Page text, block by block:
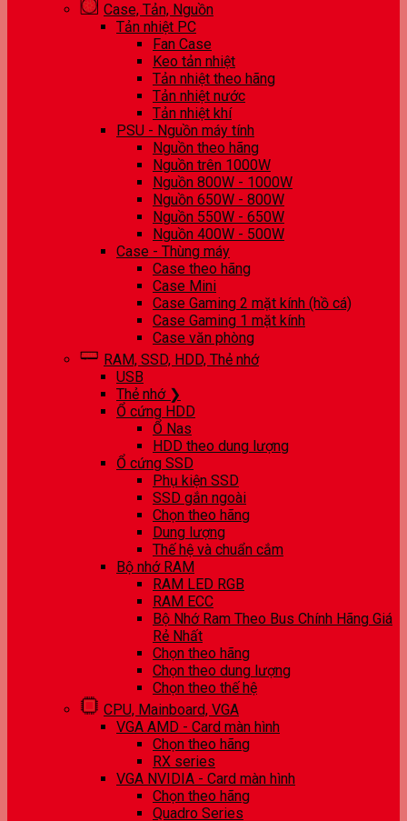
Case, Tản, Nguồn
Tản nhiệt PC
Fan Case
Keo tản nhiệt
Tản nhiệt theo hãng
Tản nhiệt nước
Tản nhiệt khí
PSU - Nguồn máy tính
Nguồn theo hãng
Nguồn trên 1000W
Nguồn 800W - 1000W
Nguồn 650W - 800W
Nguồn 550W - 650W
Nguồn 400W - 500W
Case - Thùng máy
Case theo hãng
Case Mini
Case Gaming 2 mặt kính (hồ cá)
Case Gaming 1 mặt kính
Case văn phòng
RAM, SSD, HDD, Thẻ nhớ
USB
Thẻ nhớ ❯
Ổ cứng HDD
Ổ Nas
HDD theo dung lượng
Ổ cứng SSD
Phụ kiện SSD
SSD gắn ngoài
Chọn theo hãng
Dung lượng
Thế hệ và chuẩn cắm
Bộ nhớ RAM
RAM LED RGB
RAM ECC
Bộ Nhớ Ram Theo Bus Chính Hãng Giá
Rẻ Nhất
Chọn theo hãng
Chọn theo dung lượng
Chọn theo thế hệ
CPU, Mainboard, VGA
VGA AMD - Card màn hình
Chọn theo hãng
RX series
VGA NVIDIA - Card màn hình
Chọn theo hãng
Quadro Series